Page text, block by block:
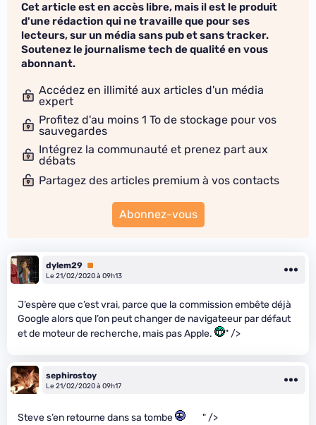
Cet article est en accès libre, mais il est le produit
d'une rédaction qui ne travaille que pour ses
lecteurs, sur un média sans pub et sans tracker.
Soutenez le journalisme tech de qualité en vous
abonnant.
Accédez en illimité aux articles d'un média
expert
Profitez d'au moins 1 To de stockage pour vos
sauvegardes
Intégrez la communauté et prenez part aux
débats
Partagez des articles premium à vos contacts
Abonnez-vous
dylem29 Premium
Le 21/02/2020 à 09h13
J’espère que c’est vrai, parce que la commission embête déjà
Google alors que l’on peut changer de navigateeur par défaut
et de moteur de recherche, mais pas Apple.
" />
sephirostoy
Le 21/02/2020 à 09h17
Steve s’en retourne dans sa tombe " />